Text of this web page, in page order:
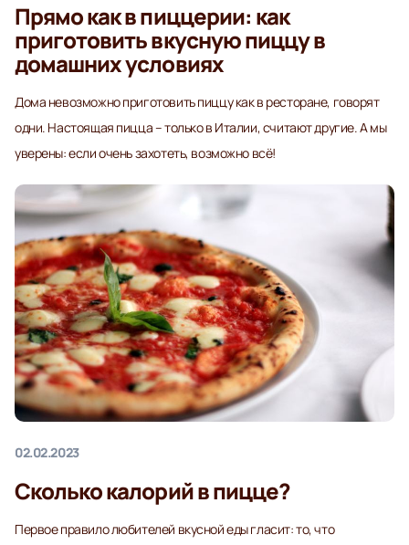
Прямо как в пиццерии: как
приготовить вкусную пиццу в
домашних условиях
Дома невозможно приготовить пиццу как в ресторане, говорят
одни. Настоящая пицца – только в Италии, считают другие. А мы
уверены: если очень захотеть, возможно всё!
02.02.2023
Сколько калорий в пицце?
Первое правило любителей вкусной еды гласит: то, что